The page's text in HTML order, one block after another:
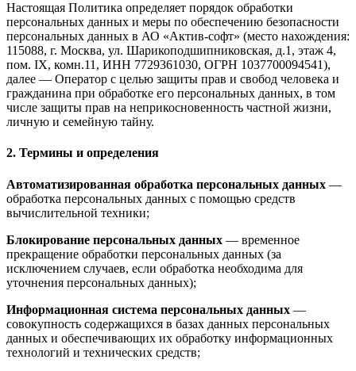
Настоящая Политика определяет порядок обработки
персональных данных и меры по обеспечению безопасности
персональных данных в АО «Актив-софт» (место нахождения:
115088, г. Москва, ул. Шарикоподшипниковская, д.1, этаж 4,
пом. IX, комн.11, ИНН 7729361030, ОГРН 1037700094541),
далее — Оператор с целью защиты прав и свобод человека и
гражданина при обработке его персональных данных, в том
числе защиты прав на неприкосновенность частной жизни,
личную и семейную тайну.
2. Термины и определения
Автоматизированная обработка персональных данных —
обработка персональных данных с помощью средств
вычислительной техники;
Блокирование персональных данных — временное
прекращение обработки персональных данных (за
исключением случаев, если обработка необходима для
уточнения персональных данных);
Информационная система персональных данных —
совокупность содержащихся в базах данных персональных
данных и обеспечивающих их обработку информационных
технологий и технических средств;